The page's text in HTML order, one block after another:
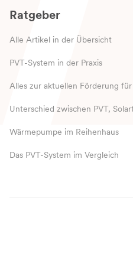
Ratgeber
Alle Artikel in der Übersicht
PVT-System in der Praxis
Alles zur aktuellen Förderung für
Unterschied zwischen PVT,
Wärmepumpe im Reihenhaus
Das PVT-System im Vergleich